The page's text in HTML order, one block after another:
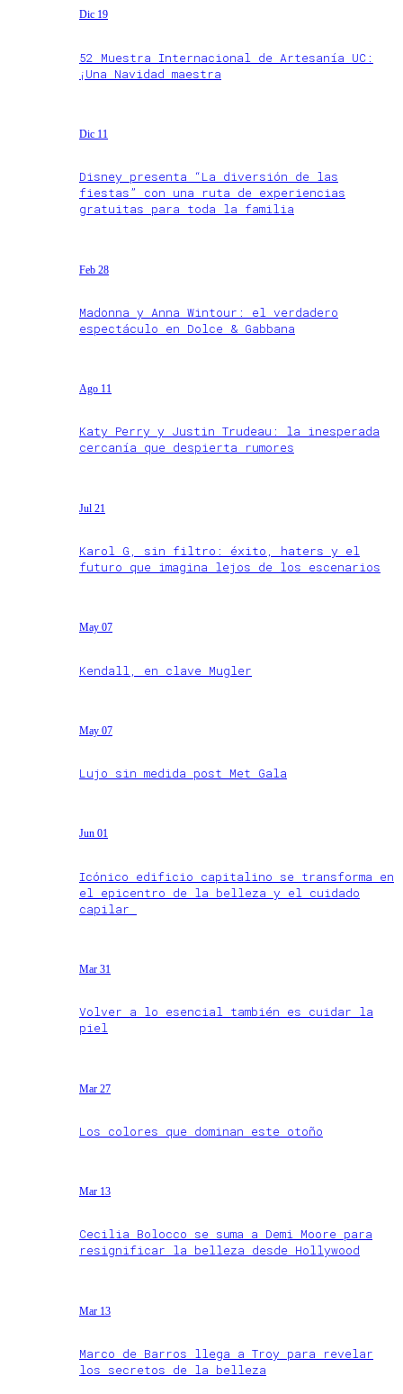
Dic 19
52 Muestra Internacional de Artesanía UC:
¡Una Navidad maestra
Dic 11
Disney presenta “La diversión de las
fiestas” con una ruta de experiencias
gratuitas para toda la familia
Feb 28
Madonna y Anna Wintour: el verdadero
espectáculo en Dolce & Gabbana
Ago 11
Katy Perry y Justin Trudeau: la inesperada
cercanía que despierta rumores
Jul 21
Karol G, sin filtro: éxito, haters y el
futuro que imagina lejos de los escenarios
May 07
Kendall, en clave Mugler
May 07
Lujo sin medida post Met Gala
Jun 01
Icónico edificio capitalino se transforma en
el epicentro de la belleza y el cuidado
capilar
Mar 31
Volver a lo esencial también es cuidar la
piel
Mar 27
Los colores que dominan este otoño
Mar 13
Cecilia Bolocco se suma a Demi Moore para
resignificar la belleza desde Hollywood
Mar 13
Marco de Barros llega a Troy para revelar
los secretos de la belleza